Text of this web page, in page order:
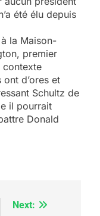
été élu depuis
la Maison-
premier
contexte
d’ores et
Schultz de
il pourrait
Donald
Next: